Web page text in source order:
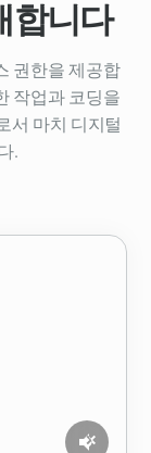
합니다
권한을 제공합
작업과 코딩을
서 마치 디지털
.